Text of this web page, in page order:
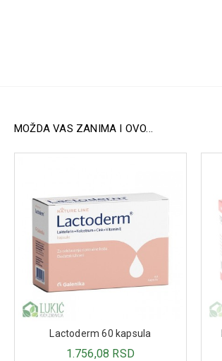
MOŽDA VAS ZANIMA I OVO...
Lactoderm 60 kapsula
1.756,08 RSD